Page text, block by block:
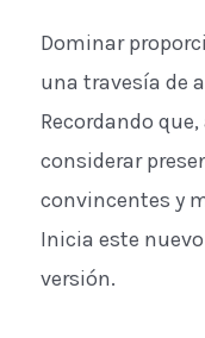
Dominar
una travesía de
Recordando
considerar
convincentes y
Inicia este
versión.